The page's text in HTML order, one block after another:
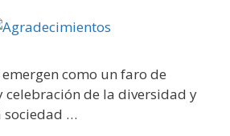
emergen como un faro de
celebración de la diversidad y
sociedad …